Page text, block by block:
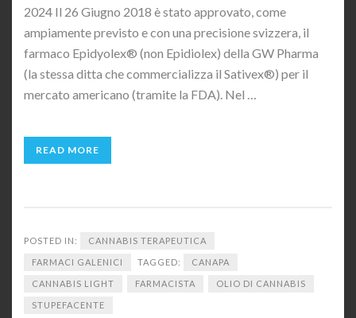
2024 Il 26 Giugno 2018 è stato approvato, come
ampiamente previsto e con una precisione svizzera, il
farmaco Epidyolex® (non Epidiolex) della GW Pharma
(la stessa ditta che commercializza il Sativex®) per il
mercato americano (tramite la FDA). Nel …
READ MORE
POSTED IN: CANNABIS TERAPEUTICA
FARMACI GALENICI TAGGED: CANAPA
CANNABIS LIGHT FARMACISTA OLIO DI CANNABIS
STUPEFACENTE